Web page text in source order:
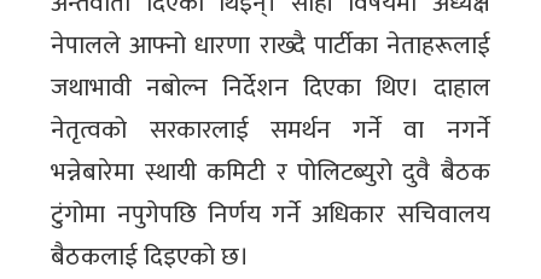
नेपालले आफ्नो धारणा राख्दै पार्टीका नेताहरूलाई
जथाभावी नबोल्न निर्देशन दिएका थिए। दाहाल
नेतृत्वको सरकारलाई समर्थन गर्ने वा नगर्ने
भन्नेबारेमा स्थायी कमिटी र पोलिटब्युरो दुवै बैठक
टुंगोमा नपुगेपछि निर्णय गर्ने अधिकार सचिवालय
बैठकलाई दिइएको छ।